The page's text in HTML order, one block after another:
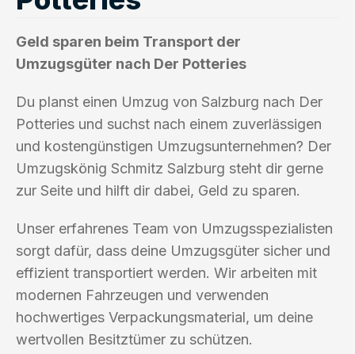
Geld sparen beim Transport der
Umzugsgüter nach Der Potteries
Du planst einen Umzug von Salzburg nach Der
Potteries und suchst nach einem zuverlässigen
und kostengünstigen Umzugsunternehmen? Der
Umzugskönig Schmitz Salzburg steht dir gerne
zur Seite und hilft dir dabei, Geld zu sparen.
Unser erfahrenes Team von Umzugsspezialisten
sorgt dafür, dass deine Umzugsgüter sicher und
effizient transportiert werden. Wir arbeiten mit
modernen Fahrzeugen und verwenden
hochwertiges Verpackungsmaterial, um deine
wertvollen Besitztümer zu schützen.